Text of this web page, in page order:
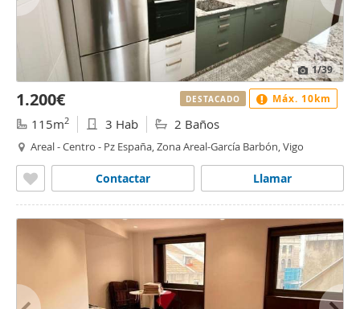
1/39
1.200€
115m2 3 Hab 2 Baños
Areal - Centro - Pz España, Zona Areal-García Barbón, Vigo
Llamar
Contactar
DESTACADO Máx. 10km